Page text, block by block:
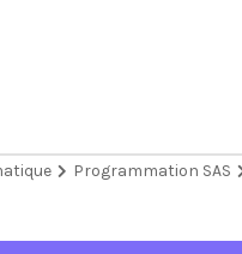
Programmation SAS